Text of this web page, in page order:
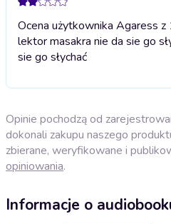
Ocena użytkownika Agaress
lektor masakra nie da sie go
sie go słychać
Opinie pochodzą od
dokonali zakupu naszego
zbierane, weryfikowane i
opiniowania.
Informacje o